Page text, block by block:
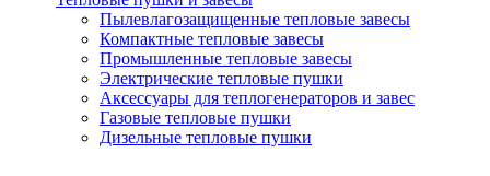
Пылевлагозащищенные тепловые завесы
Компактные тепловые завесы
Промышленные тепловые завесы
Электрические тепловые пушки
Аксессуары для теплогенераторов и завес
Газовые тепловые пушки
Дизельные тепловые пушки